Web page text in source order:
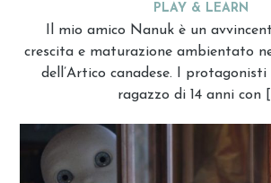
PLAY & LEARN
Il mio amico Nanuk è un
crescita e maturazione ambientato
dell’Artico canadese. I protagonisti
ragazzo di 14 anni con